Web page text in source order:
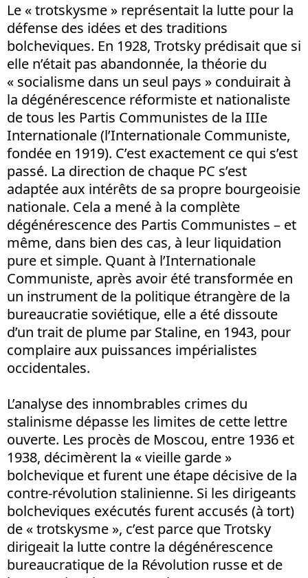
Le « trotskysme » représentait la lutte pour la
défense des idées et des traditions
bolcheviques. En 1928, Trotsky prédisait que si
elle n’était pas abandonnée, la théorie du
« socialisme dans un seul pays » conduirait à
la dégénérescence réformiste et nationaliste
de tous les Partis Communistes de la IIIe
Internationale (l’Internationale Communiste,
fondée en 1919). C’est exactement ce qui s’est
passé. La direction de chaque PC s’est
adaptée aux intérêts de sa propre bourgeoisie
nationale. Cela a mené à la complète
dégénérescence des Partis Communistes – et
même, dans bien des cas, à leur liquidation
pure et simple. Quant à l’Internationale
Communiste, après avoir été transformée en
un instrument de la politique étrangère de la
bureaucratie soviétique, elle a été dissoute
d’un trait de plume par Staline, en 1943, pour
complaire aux puissances impérialistes
occidentales.
L’analyse des innombrables crimes du
stalinisme dépasse les limites de cette lettre
ouverte. Les procès de Moscou, entre 1936 et
1938, décimèrent la « vieille garde »
bolchevique et furent une étape décisive de la
contre-révolution stalinienne. Si les dirigeants
bolcheviques exécutés furent accusés (à tort)
de « trotskysme », c’est parce que Trotsky
dirigeait la lutte contre la dégénérescence
bureaucratique de la Révolution russe et de